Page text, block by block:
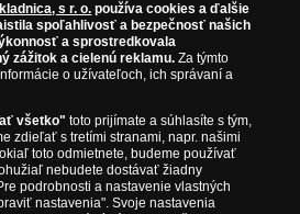
akonáhle bude produkt opäť
skladom.
ZÁRUKY
s r. o. používa cookies a ďalšie
spoľahlivosť a bezpečnosť našich
a sprostredkovala
zážitok a cielenú reklamu. Za týmto
o užívateľoch, ich správaní a
všetko" toto prijímate a súhlasíte s tým,
zdieľať s tretími stranami, napr. našimi
toto odmietnete, budeme používať
nebudete dostávať žiadny
podrobnosti a nastavenie vlastných
nastavenia". Svoje nastavenia